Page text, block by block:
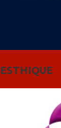
ESTHIQUE